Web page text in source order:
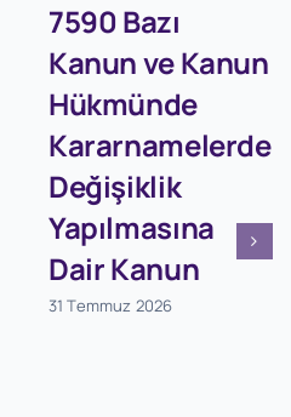
7590 Bazı
Kanun ve Kanun
Hükmünde
Kararnamelerde
Değişiklik
Yapılmasına
Dair Kanun
31 Temmuz 2026